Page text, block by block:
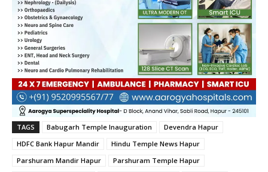
TAGS Babugarh Temple Inauguration
Devendra Hapur
HDFC Bank Hapur Mandir
Hindu Temple News Hapur
Parshuram Mandir Hapur
Parshuram Temple Hapur